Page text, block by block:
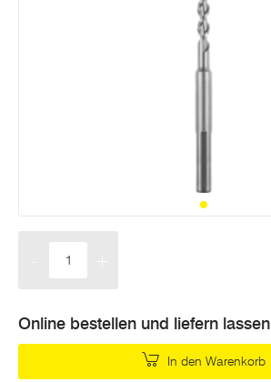
Online bestellen und liefern lassen
In den Warenkorb